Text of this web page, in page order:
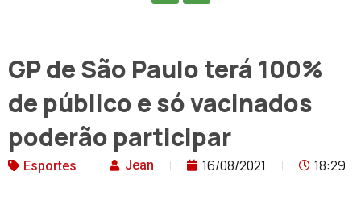
GP de São Paulo terá 100%
de público e só vacinados
poderão participar
Esportes Jean 16/08/2021 18:29